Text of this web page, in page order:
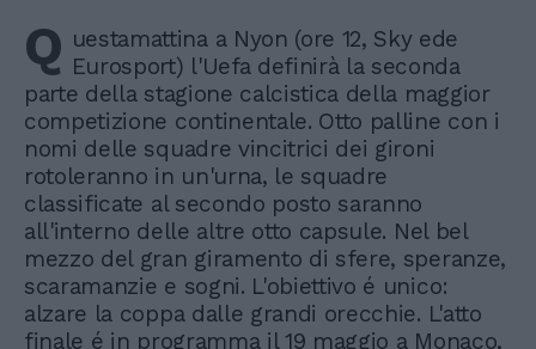
Q uestamattina a Nyon (ore 12, Sky ede
Eurosport) l'Uefa definirà la seconda
parte della stagione calcistica della maggior
competizione continentale. Otto palline con i
nomi delle squadre vincitrici dei gironi
rotoleranno in un'urna, le squadre
classificate al secondo posto saranno
all'interno delle altre otto capsule. Nel bel
mezzo del gran giramento di sfere, speranze,
scaramanzie e sogni. L'obiettivo é unico:
alzare la coppa dalle grandi orecchie. L'atto
finale é in programma il 19 maggio a Monaco,